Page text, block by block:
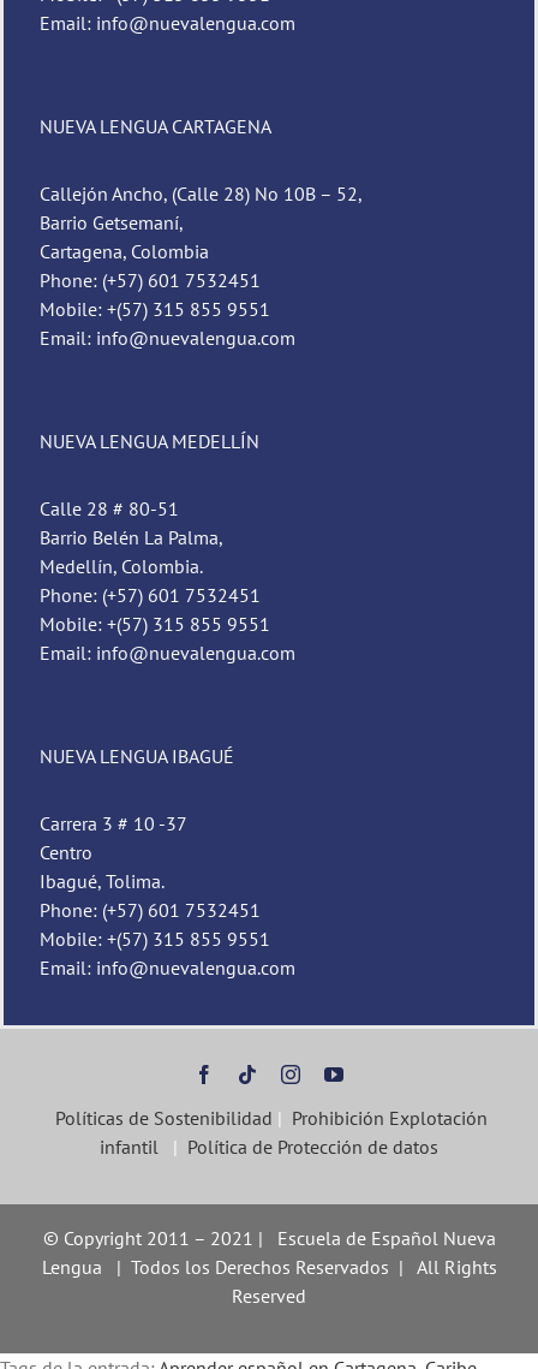
Email: info@nuevalengua.com
NUEVA LENGUA CARTAGENA
Callejón Ancho, (Calle 28) No 10B – 52,
Barrio Getsemaní,
Cartagena, Colombia
Phone: (+57) 601 7532451
Mobile: +(57) 315 855 9551
Email: info@nuevalengua.com
NUEVA LENGUA MEDELLÍN
Calle 28 # 80-51
Barrio Belén La Palma,
Medellín, Colombia.
Phone: (+57) 601 7532451
Mobile: +(57) 315 855 9551
Email: info@nuevalengua.com
NUEVA LENGUA IBAGUÉ
Carrera 3 # 10 -37
Centro
Ibagué, Tolima.
Phone: (+57) 601 7532451
Mobile: +(57) 315 855 9551
Email: info@nuevalengua.com
Políticas de Sostenibilidad | Prohibición Explotación
infantil | Política de Protección de datos
© Copyright 2011 – 2021 | Escuela de Español Nueva
Lengua | Todos los Derechos Reservados | All Rights
Reserved